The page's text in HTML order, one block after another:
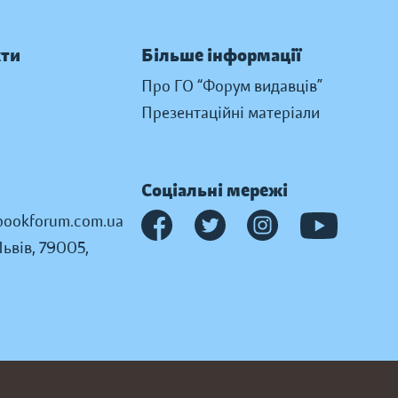
Більше інформації
Про ГО “Форум видавців”
Презентаційні матеріали
79005,
Соціальні мережі